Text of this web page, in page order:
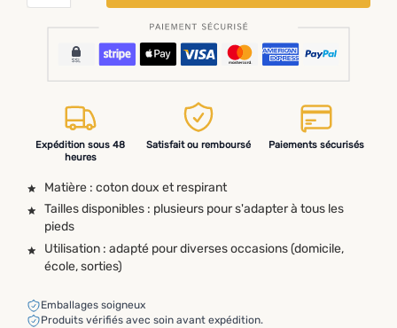
Expédition sous 48
heures
Satisfait ou remboursé Paiements sécurisés
Matière : coton doux et respirant
Tailles disponibles : plusieurs pour s'adapter à tous les
pieds
Utilisation : adapté pour diverses occasions (domicile,
école, sorties)
Emballages soigneux
Produits vérifiés avec soin avant expédition.